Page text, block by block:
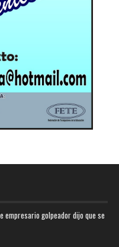
empresario golpeador dijo que se